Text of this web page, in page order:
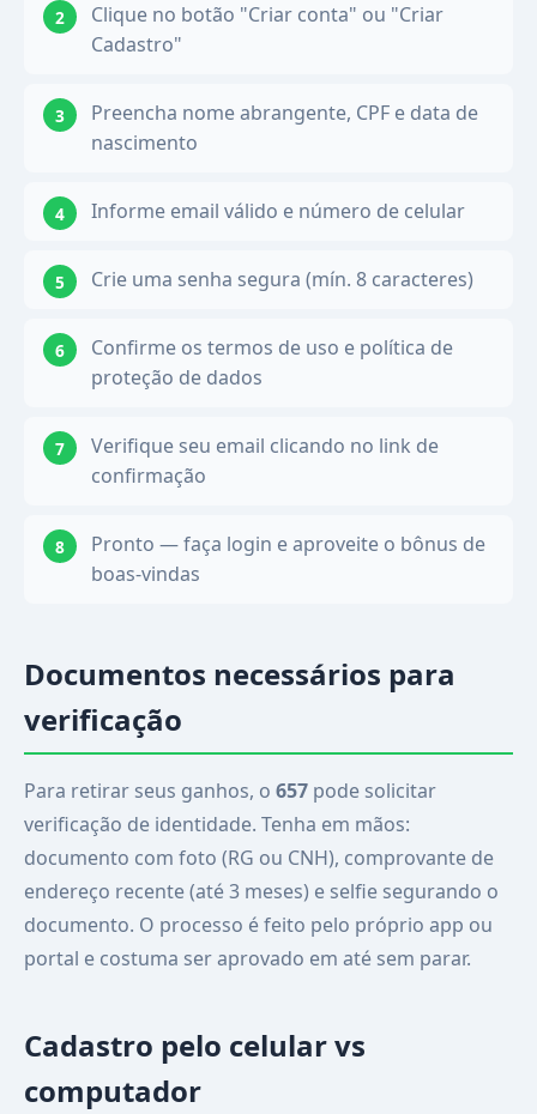
Clique no botão "Criar conta" ou "Criar
Cadastro"
Preencha nome abrangente, CPF e data de
nascimento
Informe email válido e número de celular
Crie uma senha segura (mín. 8 caracteres)
Confirme os termos de uso e política de
proteção de dados
Verifique seu email clicando no link de
confirmação
Pronto — faça login e aproveite o bônus de
boas-vindas
Documentos necessários para
verificação
Para retirar seus ganhos, o 657 pode solicitar
verificação de identidade. Tenha em mãos:
documento com foto (RG ou CNH), comprovante de
endereço recente (até 3 meses) e selfie segurando o
documento. O processo é feito pelo próprio app ou
portal e costuma ser aprovado em até sem parar.
Cadastro pelo celular vs
computador